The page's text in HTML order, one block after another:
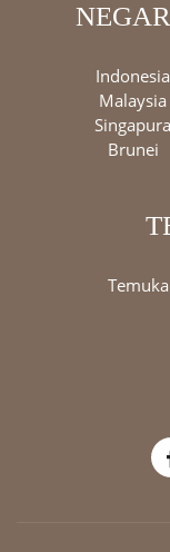
Indonesia
Malaysia
Singapura
Brunei